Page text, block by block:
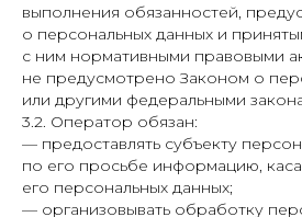
выполнения обязанностей,
о персональных данных и
с ним нормативными правовыми
не предусмотрено Законом о
или другими федеральными
3.2. Оператор обязан:
— предоставлять субъекту
по его просьбе информацию,
его персональных данных;
— организовывать обработку